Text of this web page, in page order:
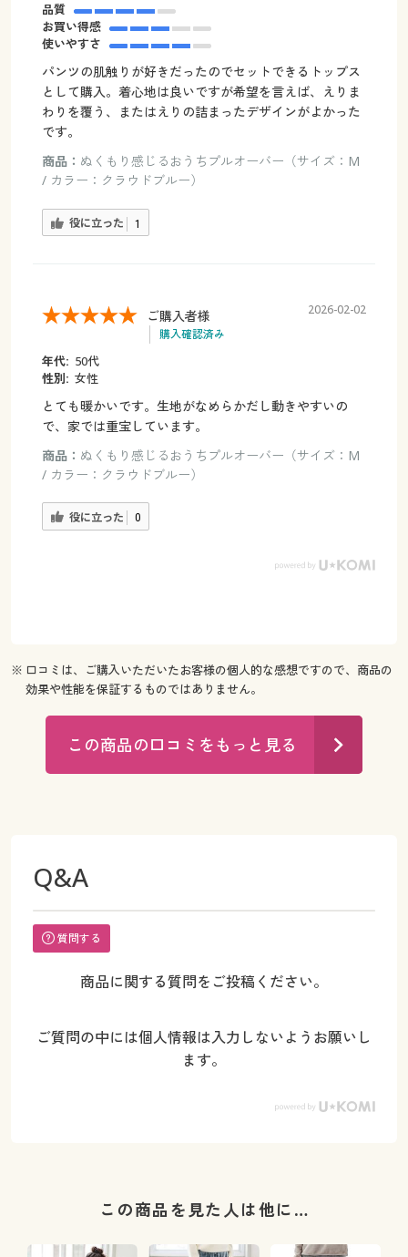
品質
お買い得感
使いやすさ
パンツの肌触りが好きだったのでセットできるトップス
として購入。着心地は良いですが希望を言えば、えりま
わりを覆う、またはえりの詰まったデザインがよかった
です。
商品： ぬくもり感じるおうちプルオーバー（サイズ：M
/ カラー：クラウドブルー）
役に立った 1
ご購入者様
購入確認済み
2026-02-02
年代: 50代
性別: 女性
とても暖かいです。生地がなめらかだし動きやすいの
で、家では重宝しています。
商品： ぬくもり感じるおうちプルオーバー（サイズ：M
/ カラー：クラウドブルー）
役に立った 0
※ 口コミは、ご購入いただいたお客様の個人的な感想ですので、商品の
効果や性能を保証するものではありません。
この商品の口コミをもっと見る
Q&A
質問する
商品に関する質問をご投稿ください。
ご質問の中には個人情報は入力しないようお願いし
ます。
この商品を見た人は他に…